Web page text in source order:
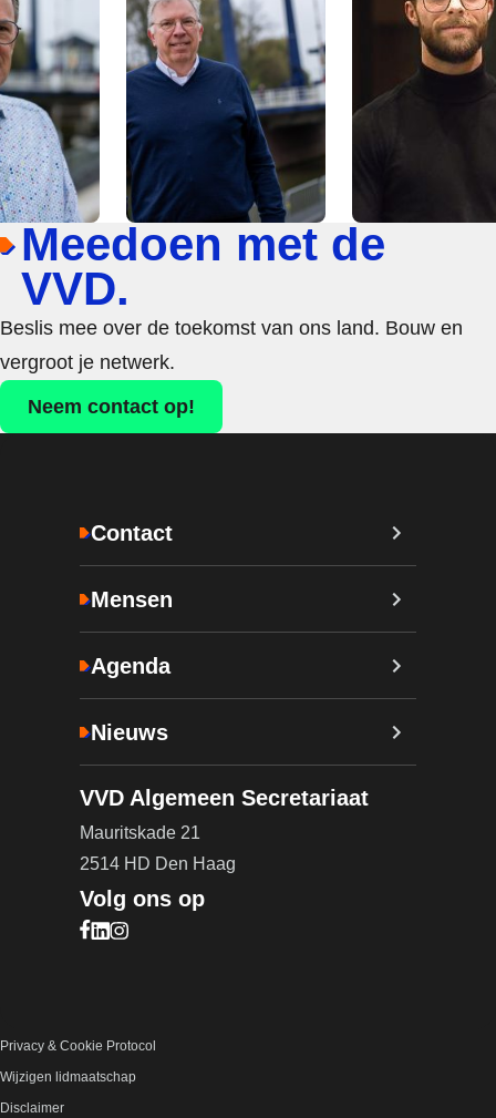
Meedoen met de
VVD.
Beslis mee over de toekomst van ons land. Bouw en
vergroot je netwerk.
Neem contact op!
Contact
Mensen
Agenda
Nieuws
VVD Algemeen Secretariaat
Mauritskade 21
2514 HD Den Haag
Volg ons op
Bezoek onze Facebook pagina (opent in nieuw
Bezoek onze LinkedIn pagina (opent in nieuw
Bezoek onze Instagram pagina (opent in
Privacy & Cookie Protocol
Wijzigen lidmaatschap
Disclaimer